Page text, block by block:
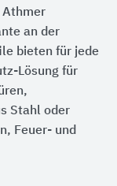
Athmer
an der
bieten für jede
Lösung für
Stahl oder
Feuer- und